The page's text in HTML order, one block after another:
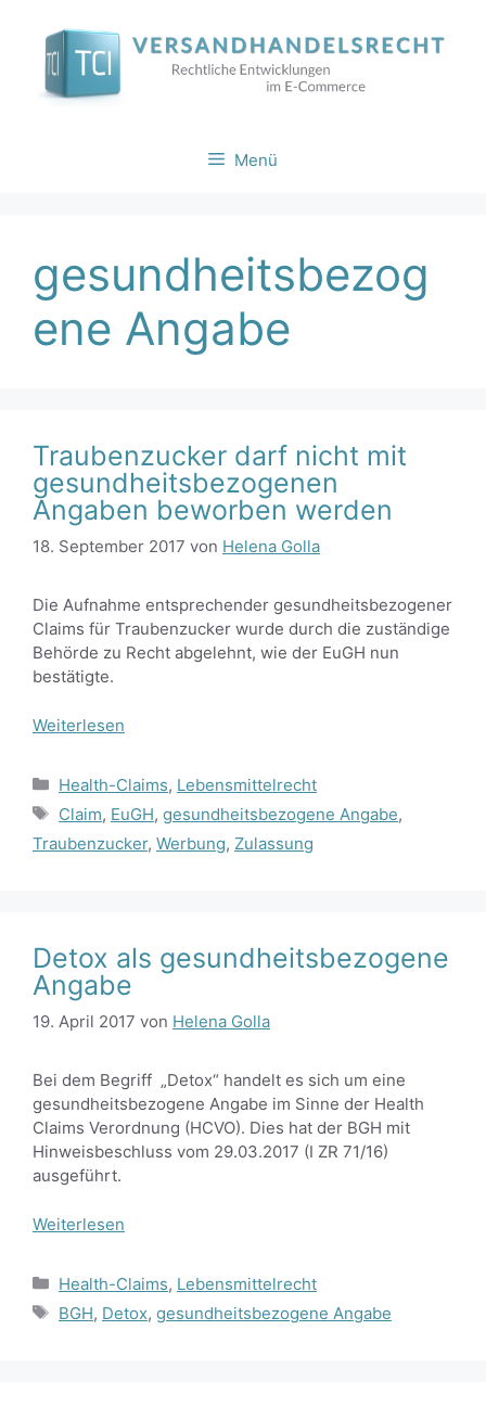
springen
Menü
gesundheitsbezog
ene Angabe
Traubenzucker darf nicht mit
gesundheitsbezogenen
Angaben beworben werden
18. September 2017 von Helena Golla
Die Aufnahme entsprechender gesundheitsbezogener
Claims für Traubenzucker wurde durch die zuständige
Behörde zu Recht abgelehnt, wie der EuGH nun
bestätigte.
Weiterlesen
Kategorien
Health-Claims, Lebensmittelrecht
Schlagwörter
Claim, EuGH, gesundheitsbezogene Angabe,
Traubenzucker, Werbung, Zulassung
Detox als gesundheitsbezogene
Angabe
19. April 2017 von Helena Golla
Bei dem Begriff „Detox“ handelt es sich um eine
gesundheitsbezogene Angabe im Sinne der Health
Claims Verordnung (HCVO). Dies hat der BGH mit
Hinweisbeschluss vom 29.03.2017 (I ZR 71/16)
ausgeführt.
Weiterlesen
Kategorien
Health-Claims, Lebensmittelrecht
Schlagwörter
BGH, Detox, gesundheitsbezogene Angabe